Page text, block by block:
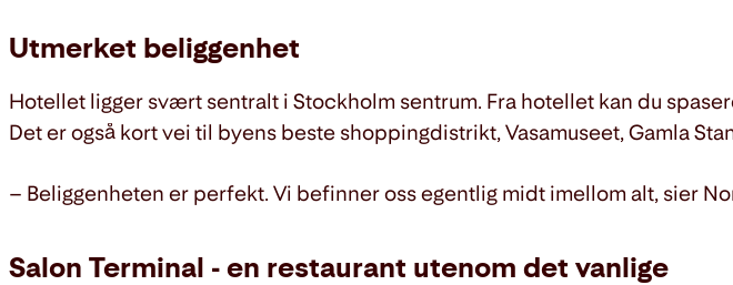
Utmerket beliggenhet
Hotellet ligger svært sentralt i Stockholm sentrum. Fra hotellet kan du
Det er også kort vei til byens beste shoppingdistrikt, Vasamuseet, Gamla
– Beliggenheten er perfekt. Vi befinner oss egentlig midt imellom alt, sier
Salon Terminal - en restaurant utenom det vanlige